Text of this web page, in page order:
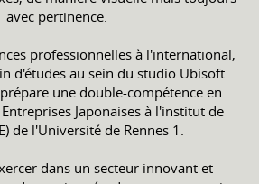
avec pertinence.
professionnelles à l'international,
d'études au sein du studio Ubisoft
une double-compétence en
Japonaises à l'institut de
de l'Université de Rennes 1.
dans un secteur innovant et